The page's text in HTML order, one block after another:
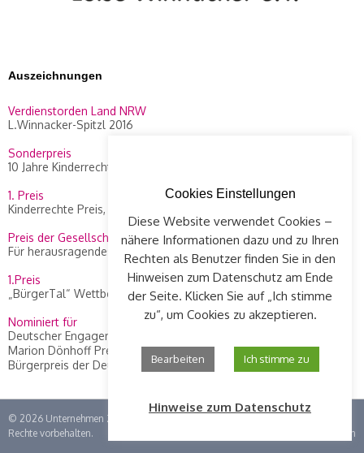
Auszeichnungen
Verdienstorden Land NRW
L.Winnacker-Spitzl 2016
Sonderpreis
10 Jahre Kinderrechte Preis, WDR 2014
1. Preis
Kinderrechte Preis, WDR 2010
Preis der Gesellschaft Concordia
Für herausragendes Engagement an L. Winnacker-Spitzl, 2012
1.Preis
„BürgerTal“ Wettbewerb, 2008
Nominiert für
Deutscher Engagement Preis 2015
Marion Dönhoff Preis, Die Zeit, 2013
Bürgerpreis der Deutschen Zeitungen, 2010
© 2026 Unternehmen Zündfunke im Kinderhaus Luise Winnacker e.V.
Rechte vorbehalten.
Login
Cookies Einstellungen
Diese Website verwendet Cookies –
nähere Informationen dazu und zu Ihren
Rechten als Benutzer finden Sie in den
Hinweisen zum Datenschutz am Ende
der Seite. Klicken Sie auf „Ich stimme
zu“, um Cookies zu akzeptieren.
Bearbeiten Ich stimme zu
Hinweise zum Datenschutz